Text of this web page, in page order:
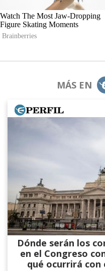
MÁS EN
Dónde serán los
en el Congreso
qué ocurrirá